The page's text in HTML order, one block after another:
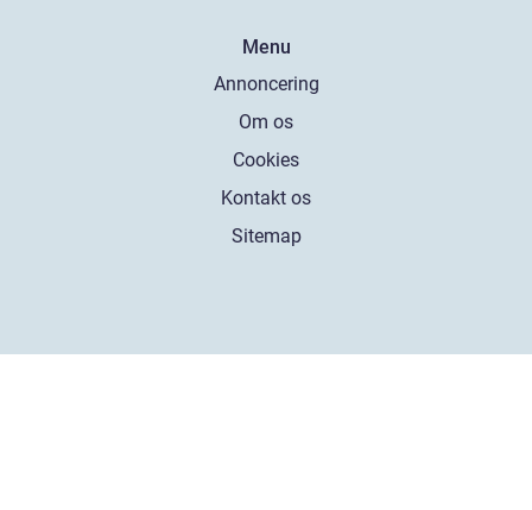
Menu
Annoncering
Om os
Cookies
Kontakt os
Sitemap